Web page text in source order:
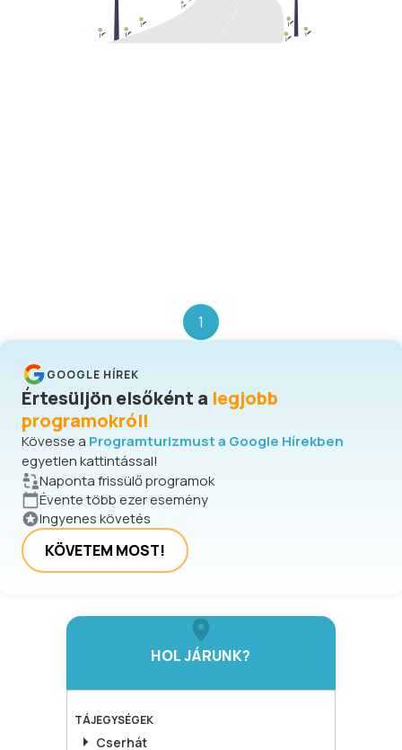
1
GOOGLE HÍREK
Értesüljön elsőként a legjobb
programokról!
Kövesse a Programturizmust a Google Hírekben
egyetlen kattintással!
Naponta frissülő programok
Évente több ezer esemény
Ingyenes követés
KÖVETEM MOST!
HOL JÁRUNK?
TÁJEGYSÉGEK
Cserhát